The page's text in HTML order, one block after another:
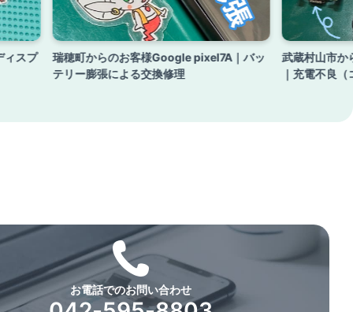
ィスプ
瑞穂町からのお客様Google pixel7A｜バッ
テリー膨張による交換修理
武蔵村山市か
｜充電不良
お電話でのお問い合わせ